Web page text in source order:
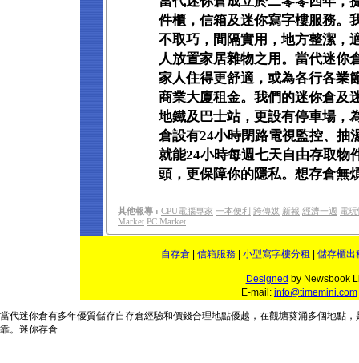
件櫃，信箱及迷你寫字樓服務。
不取巧，間隔實用，地方整潔，
人放置家居雜物之用。當代迷你
家人住得更舒適，或為各行各業
商業大廈租金。我們的迷你倉及
地鐵及巴士站，更設有停車場，
倉設有24小時閉路電視監控、抽
就能24小時每週七天自由存取物
頭，更保障你的隱私。想存倉無
其他報導 : CPU電腦專家 一本便利 跨傳媒 新報 經濟一週 電
Market PC Market
自存倉| 信箱服務| 小型寫字樓分租 儲存櫃
Designed by Newsbook
E-mail: info@timemini.com
當代迷你倉有多年優質儲存自存倉經驗和價錢合理地點優越，在觀塘葵涌多個地點
靠。 迷你存倉